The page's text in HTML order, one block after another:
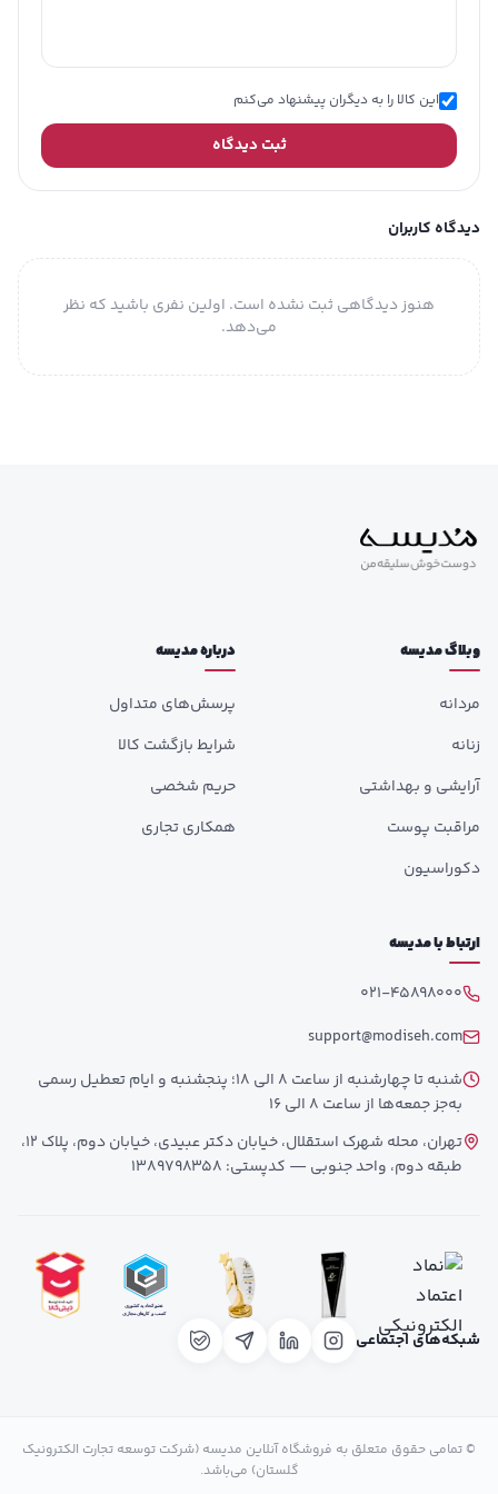
این کالا را به دیگران پیشنهاد می‌کنم
ثبت دیدگاه
دیدگاه کاربران
هنوز دیدگاهی ثبت نشده است. اولین نفری باشید که نظر
می‌دهد.
وبلاگ مدیسه
مردانه
زنانه
آرایشی و بهداشتی
مراقبت پوست
دکوراسیون
درباره مدیسه
پرسش‌های متداول
شرایط بازگشت کالا
حریم شخصی
همکاری تجاری
ارتباط با مدیسه
021-45898000
support@modiseh.com
شنبه تا چهارشنبه از ساعت 8 الی 18؛ پنجشنبه و ایام تعطیل رسمی
به‌جز جمعه‌ها از ساعت 8 الی 16
تهران، محله شهرک استقلال، خیابان دکتر عبیدی، خیابان دوم، پلاک 12،
طبقه دوم، واحد جنوبی — کدپستی: 1389798358
شبکه‌های اجتماعی
© تمامی حقوق متعلق به فروشگاه آنلاین مدیسه (شرکت توسعه تجارت الکترونیک
گلستان) می‌باشد.